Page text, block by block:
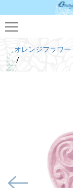
オレンジフラワー